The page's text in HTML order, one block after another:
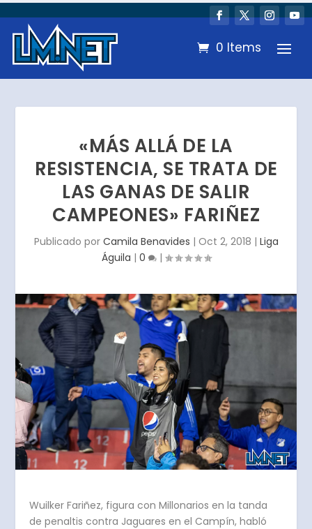
0 Items
«MÁS ALLÁ DE LA
RESISTENCIA, SE TRATA DE
LAS GANAS DE SALIR
CAMPEONES» FARIÑEZ
Publicado por Camila Benavides | Oct 2, 2018 | Liga
Águila | 0 |
Wuilker Fariñez, figura con Millonarios en la tanda
de penaltis contra Jaguares en el Campín, habló